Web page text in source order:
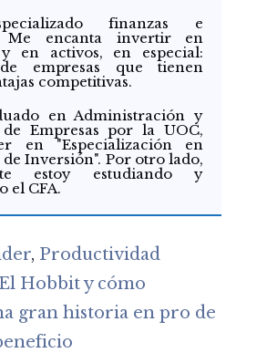
finanzas e
Me encanta invertir en
y en activos, en especial:
empresas que tienen
competitivas.
en Administración y
Empresas por la UOC,
en "Especialización en
de Inversión". Por otro lado,
estoy estudiando y
el CFA.
, Productividad
Hobbit y cómo
gran historia en pro de